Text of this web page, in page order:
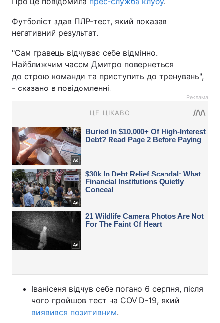
Футболіст здав ПЛР-тест, який показав
негативний результат.
"Сам гравець відчуває себе відмінно.
Найближчим часом Дмитро повернеться
до строю команди та приступить до тренувань",
- сказано в повідомленні.
Реклама
Іванісеня відчув себе погано 6 серпня, після
чого пройшов тест на COVID-19, який
виявився позитивним.